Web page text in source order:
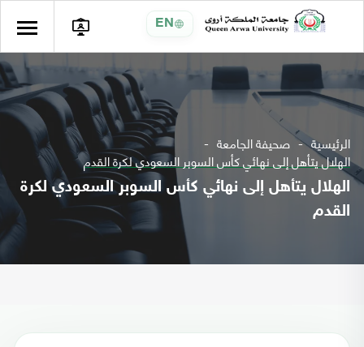
EN
الرئيسية صحيفة الجامعة
الهلال يتأهل إلى نهائي كأس السوبر السعودي لكرة القدم
الهلال يتأهل إلى نهائي كأس السوبر السعودي لكرة
القدم